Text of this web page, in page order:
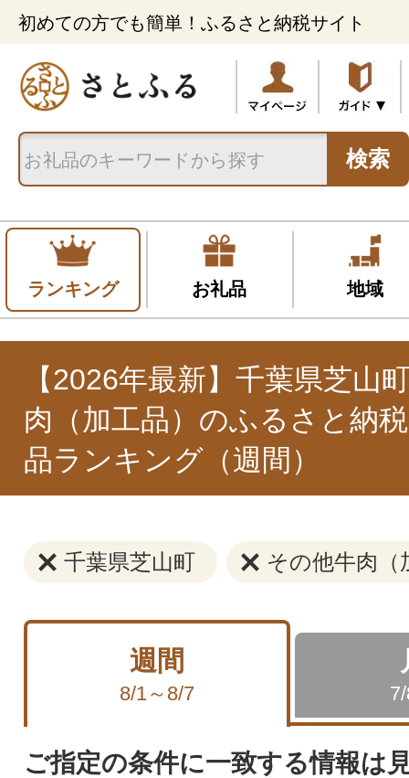
初めての方でも簡単！ふるさと納税サイト
検索
ランキング お礼品 地域
【2026年最新】千葉県芝山
肉（加工品）のふるさと納
品ランキング（週間）
千葉県芝山町 その他牛肉（
週間
8/1～8/7
ご指定の条件に一致する情報は